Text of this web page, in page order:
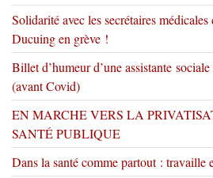
Solidarité avec les secrétaires médicales
Ducuing en grève !
Billet d’humeur d’une assistante
(avant Covid)
EN MARCHE VERS LA
SANTÉ PUBLIQUE
Dans la santé comme partout : travaille